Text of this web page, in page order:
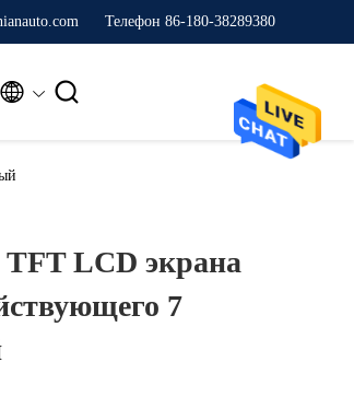
Телефон 86-180-38289380
 
LCD экрана
7